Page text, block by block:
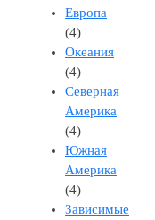
Европа
(4)
Океания
(4)
Северная
Америка
(4)
Южная
Америка
(4)
Зависимые